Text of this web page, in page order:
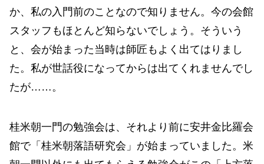
か、私の入門前のことなので知りません。今の会館
スタッフもほとんど知らないでしょう。そういう
と、会が始まった当時は師匠もよく出てはりまし
た。私が世話役になってからは出てくれませんでし
たが……。
桂米朝一門の勉強会は、それより前に安井金比羅会
館で「桂米朝落語研究会」が始まっていました。米